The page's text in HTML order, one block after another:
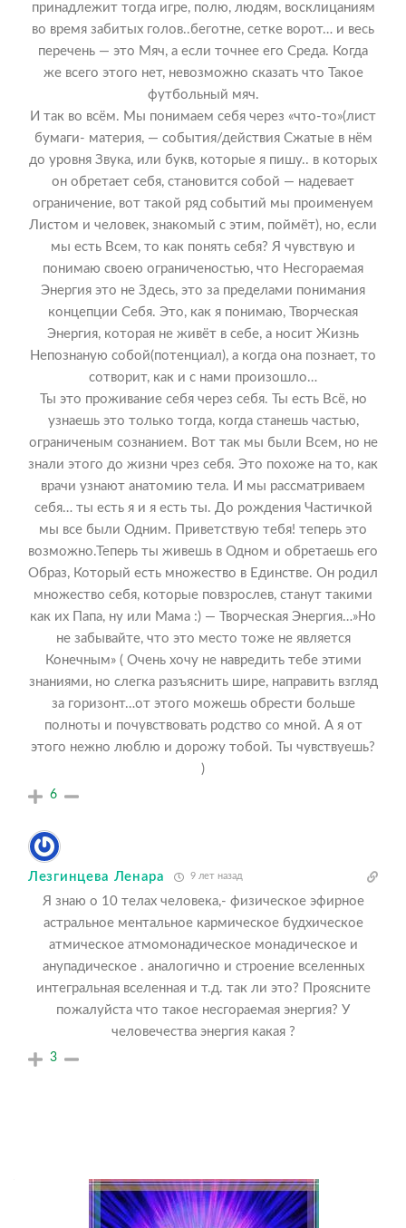
принадлежит тогда игре, полю, людям, восклицаниям
во время забитых голов..беготне, сетке ворот… и весь
перечень — это Мяч, а если точнее его Среда. Когда
же всего этого нет, невозможно сказать что Такое
футбольный мяч.
И так во всём. Мы понимаем себя через «что-то»(лист
бумаги- материя, — события/действия Сжатые в нём
до уровня Звука, или букв, которые я пишу.. в которых
он обретает себя, становится собой — надевает
ограничение, вот такой ряд событий мы проименуем
Листом и человек, знакомый с этим, поймёт), но, если
мы есть Всем, то как понять себя? Я чувствую и
понимаю своею ограниченостью, что Несгораемая
Энергия это не Здесь, это за пределами понимания
концепции Себя. Это, как я понимаю, Творческая
Энергия, которая не живёт в себе, а носит Жизнь
Непознаную собой(потенциал), а когда она познает, то
сотворит, как и с нами произошло…
Ты это проживание себя через себя. Ты есть Всё, но
узнаешь это только тогда, когда станешь частью,
ограниченым сознанием. Вот так мы были Всем, но не
знали этого до жизни чрез себя. Это похоже на то, как
врачи узнают анатомию тела. И мы рассматриваем
себя… ты есть я и я есть ты. До рождения Частичкой
мы все были Одним. Приветствую тебя! теперь это
возможно.Теперь ты живешь в Одном и обретаешь его
Образ, Который есть множество в Единстве. Он родил
множество себя, которые повзрослев, станут такими
как их Папа, ну или Мама :) — Творческая Энергия…»Но
не забывайте, что это место тоже не является
Конечным» ( Очень хочу не навредить тебе этими
знаниями, но слегка разъяснить шире, направить взгляд
за горизонт…от этого можешь обрести больше
полноты и почувствовать родство со мной. А я от
этого нежно люблю и дорожу тобой. Ты чувствуешь?
)
6
Лезгинцева Ленара 9 лет назад
Я знаю о 10 телах человека,- физическое эфирное
астральное ментальное кармическое будхическое
атмическое атмомонадическое монадическое и
анупадическое . аналогично и строение вселенных
интегральная вселенная и т.д. так ли это? Проясните
пожалуйста что такое несгораемая энергия? У
человечества энергия какая ?
3